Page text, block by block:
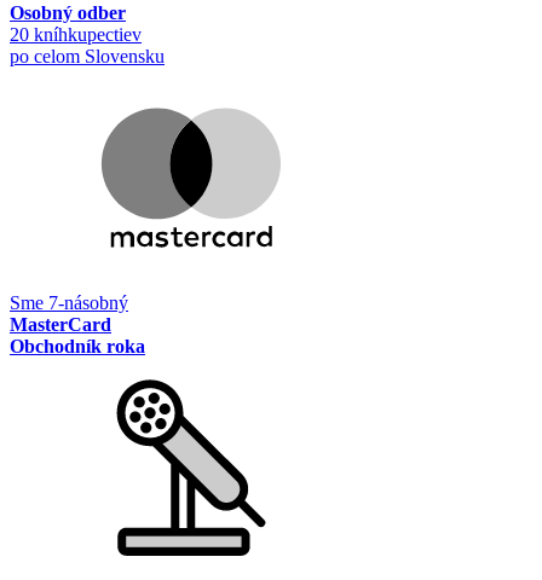
Osobný odber
20 kníhkupectiev
po celom Slovensku
Sme 7-násobný
MasterCard
Obchodník roka